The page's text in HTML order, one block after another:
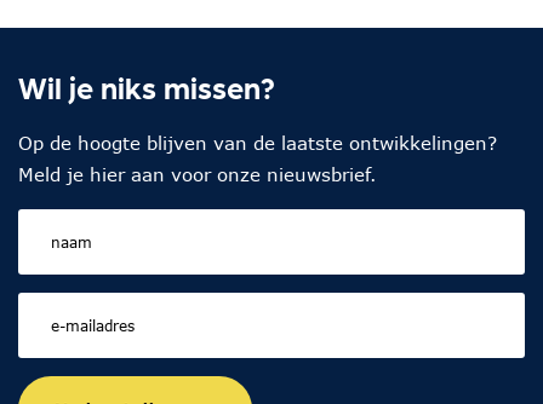
Wil je niks missen?
Op de hoogte blijven van de laatste ontwikkelingen?
Meld je hier aan voor onze nieuwsbrief.